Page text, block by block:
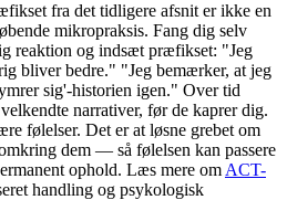
fra det tidligere afsnit er ikke en
mikropraksis. Fang dig selv
reaktion og indsæt præfikset: "Jeg
bliver bedre." "Jeg bemærker, at jeg
sig'-historien igen." Over tid
narrativer, før de kaprer dig.
følelser. Det er at løsne grebet om
dem — så følelsen kan passere
ophold. Læs mere omACT-
handling og psykologisk